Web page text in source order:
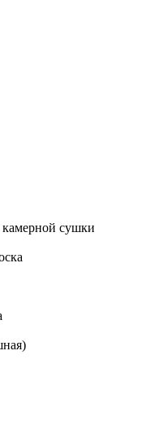
камерной сушки